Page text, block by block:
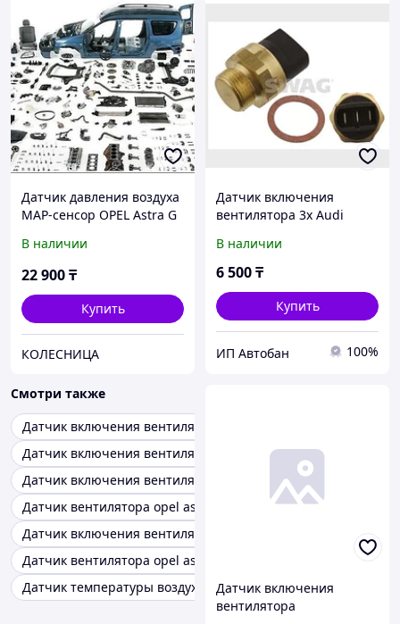
Датчик давления воздуха
MAP-сенсор OPEL Astra G
2.0DI 2.0DTI 99- Omega B
2.0DTI
В наличии
22 900₸
Купить
КОЛЕСНИЦА
Датчик включения
вентилятора 3x Audi
Golf 2/3/Passat B3/B4 V1.6-
2.8
В наличии
6 500₸
Купить
ИП Автобан 100%
Смотри также
Датчик включения вентилятора opel vectra b
Датчик включения вентилятора opel movano a
Датчик включения вентилятора opel ascona c
Датчик вентилятора opel astra f
Датчик включения вентилятора opel frontera a
Датчик вентилятора opel astra g
Датчик температуры воздуха opel omega b
Датчик включения
вентилятора